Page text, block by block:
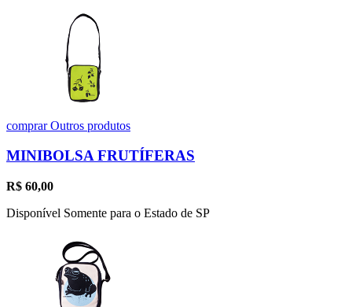
comprarOutros produtos
MINIBOLSA FRUTÍFERAS
R$ 60,00
Disponível Somente para o Estado de SP